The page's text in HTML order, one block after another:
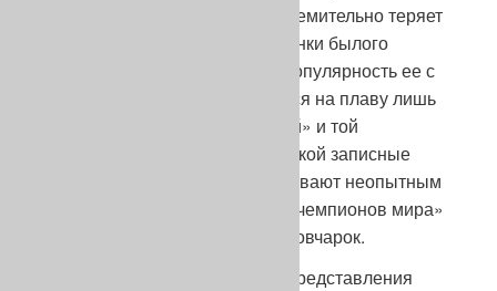
немецкая овчарка в России стремительно теряет
остатки, а лучше сказать – останки былого
авторитета рабочей породы. Популярность ее с
великим трудом поддерживается на плаву лишь
«преданиями старины глубокой» и той
беззастенчивой наглостью, с какой записные
дельцы от собаководства всучивают неопытным
людям всевозможных «внуков чемпионов мира»
под видом истинных немецких овчарок.
Ну скажите, на чем основаны представления